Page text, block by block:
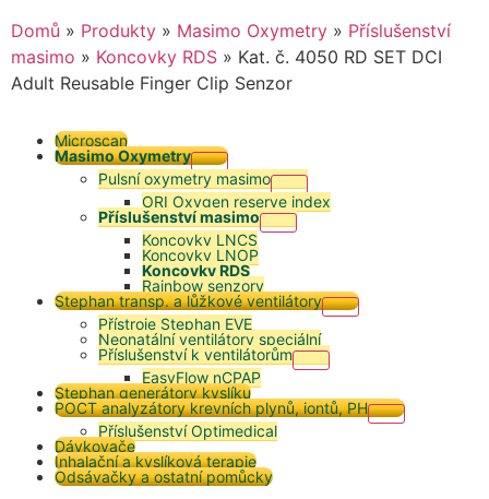
Domů » Produkty » Masimo Oxymetry » Příslušenství
masimo » Koncovky RDS » Kat. č. 4050 RD SET DCI
Adult Reusable Finger Clip Senzor
Microscan
Masimo Oxymetry
Pulsní oxymetry masimo
ORI Oxygen reserve index
Příslušenství masimo
Koncovky LNCS
Koncovky LNOP
Koncovky RDS
Rainbow senzory
Stephan transp. a lůžkové ventilátory
Přístroje Stephan EVE
Neonatální ventilátory speciální
Příslušenství k ventilátorům
EasyFlow nCPAP
Stephan generátory kyslíku
POCT analyzátory krevních plynů, iontů, PH
Příslušenství Optimedical
Dávkovače
Inhalační a kyslíková terapie
Odsávačky a ostatní pomůcky